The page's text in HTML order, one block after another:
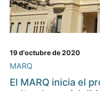
19 d'octubre de 2020
MARQ
El MARQ inicia el